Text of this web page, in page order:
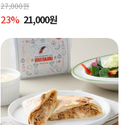
27,000원
23% 21,000원